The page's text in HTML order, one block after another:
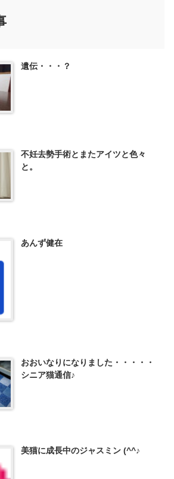
遺伝・・・？
不妊去勢手術とまたアイツと色々
と。
あんず健在
おおいなりになりました・・・・・
シニア猫通信♪
美猫に成長中のジャスミン (^^♪